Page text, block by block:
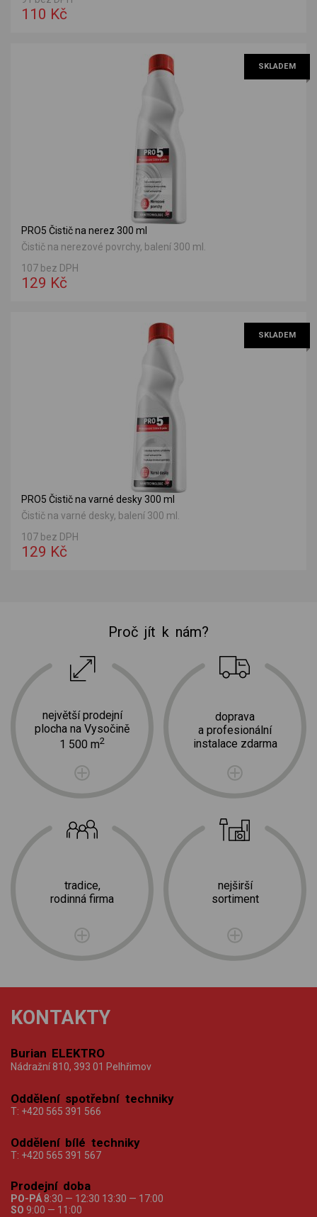
110 Kč
SKLADEM
PRO5 Čistič na nerez 300 ml
Čistič na nerezové povrchy, balení 300 ml.
107 bez DPH
129 Kč
SKLADEM
PRO5 Čistič na varné desky 300 ml
Čistič na varné desky, balení 300 ml.
107 bez DPH
129 Kč
Proč jít k nám?
největší prodejní
plocha na Vysočině
1 500 m2
tradice,
rodinná firma
doprava
a profesionální
instalace zdarma
nejširší
sortiment
KONTAKTY
Burian ELEKTRO
Nádražní 810, 393 01 Pelhřimov
Oddělení spotřební techniky
T: +420 565 391 566
Oddělení bílé techniky
T: +420 565 391 567
Prodejní doba
PO-PÁ 8:30 — 12:30 13:30 — 17:00
SO 9:00 — 11:00